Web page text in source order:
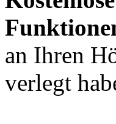
an Ihren
verlegt